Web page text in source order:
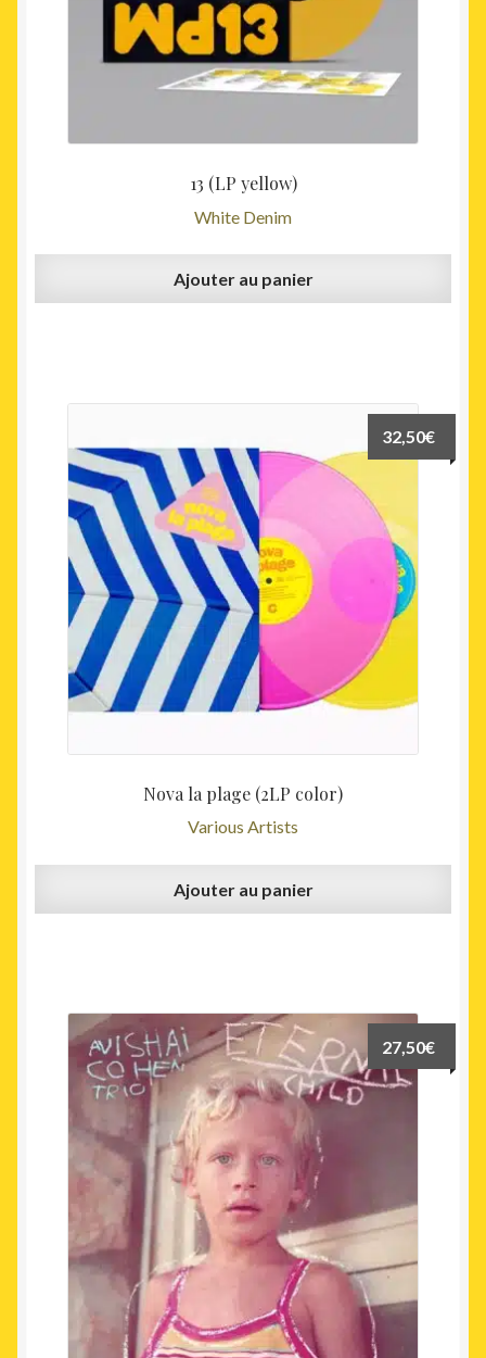
13 (LP yellow)
White Denim
Ajouter au panier
Nova la plage (2LP color)
Various Artists
32,50€
Ajouter au panier
27,50€